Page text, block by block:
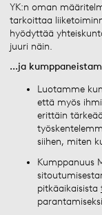
YK:n oman
tarkoittaa
hyödyttää
juuri näin.
...ja
Luotamme
että myös
erittäin
siihen, miten
Kumppanuus
pitkäaikaisista